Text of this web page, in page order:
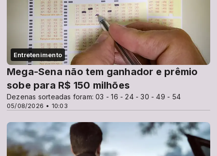
Entretenimento
05/08/2026 • 10:03
Mega-Sena não tem ganhador e prêmio
sobe para R$ 150 milhões
Dezenas sorteadas foram: 03 - 16 - 24 - 30 - 49 - 54